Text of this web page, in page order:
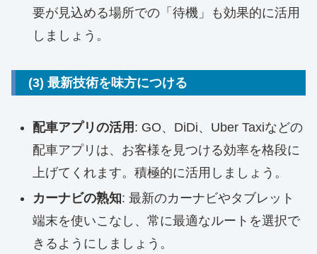
要が見込める場所での「待機」も効果的に活用
しましょう。
(3) 最新技術を味方につける
配車アプリの活用 : GO、DiDi、Uber Taxiなどの
配車アプリは、お客様を見つける効率を格段に
上げてくれます。積極的に活用しましょう。
カーナビの熟知: 最新のカーナビやタブレット
端末を使いこなし、常に最適なルートを選択で
きるようにしましょう。